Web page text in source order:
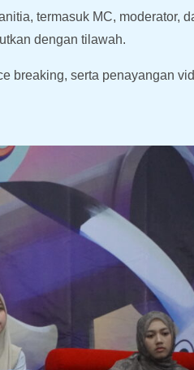
termasuk MC, moderator,
dengan tilawah.
breaking, serta penayangan